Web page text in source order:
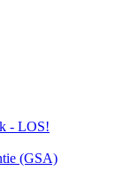
- LOS!
(GSA)